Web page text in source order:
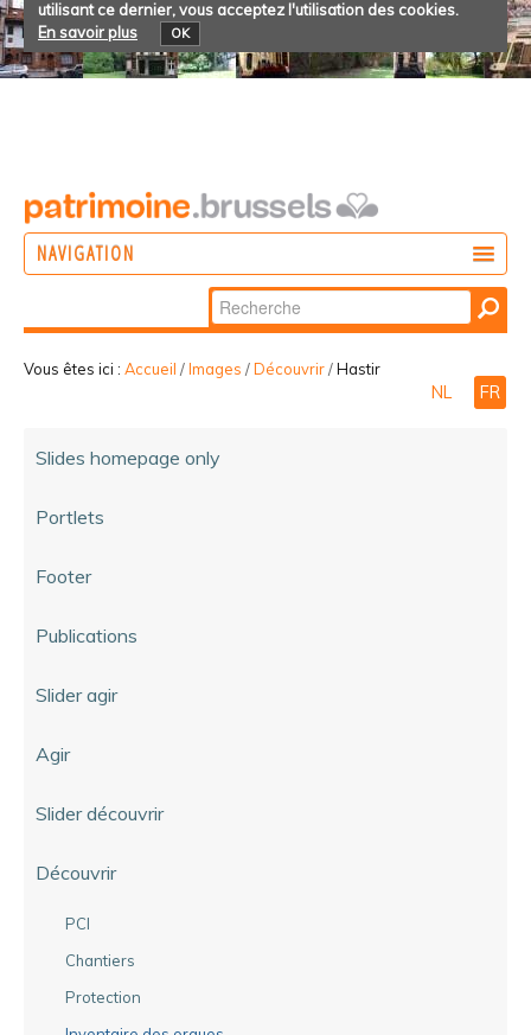
utilisant ce dernier, vous acceptez l'utilisation des cookies.
En savoir plus
OK
NAVIGATION
Chercher par
Recherche
avancée…
Vous êtes ici : Accueil /Images /Découvrir/Hastir
NL FR
Slides homepage only
Portlets
Footer
Publications
Slider agir
Agir
Slider découvrir
Découvrir
PCI
Chantiers
Protection